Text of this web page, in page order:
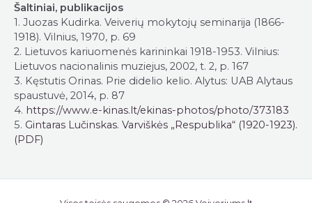
Šaltiniai, publikacijos
1. Juozas Kudirka. Veiverių mokytojų seminarija (1866-
1918). Vilnius, 1970, p. 69
2. Lietuvos kariuomenės karininkai 1918-1953. Vilnius:
Lietuvos nacionalinis muziejus, 2002, t. 2, p. 167
3. Kęstutis Orinas. Prie didelio kelio. Alytus: UAB Alytaus
spaustuvė, 2014, p. 87
4. https://www.e-kinas.lt/ekinas-photos/photo/373183
5. Gintaras Lučinskas. Varviškės „Respublika“ (1920-1923).
(PDF)